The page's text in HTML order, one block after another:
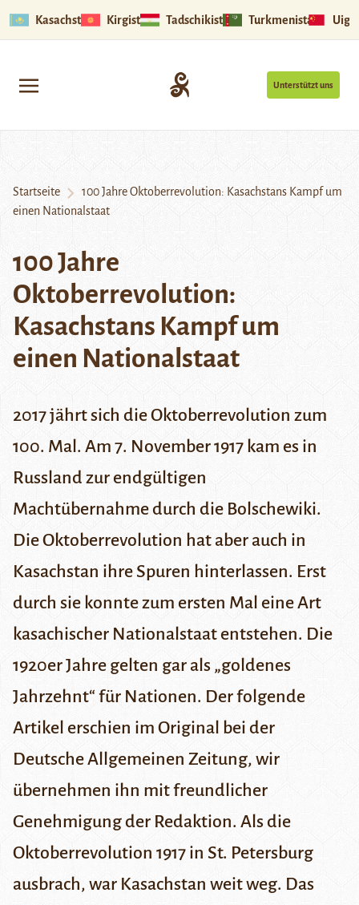
Kasachstan Kirgistan Tadschikistan Turkmenistan
Unterstützt uns
Startseite
100 Jahre Oktoberrevolution: Kasachstans Kampf um
einen Nationalstaat
100 Jahre
Oktoberrevolution:
Kasachstans Kampf um
einen Nationalstaat
2017 jährt sich die Oktoberrevolution zum
100. Mal. Am 7. November 1917 kam es in
Russland zur endgültigen
Machtübernahme durch die Bolschewiki.
Die Oktoberrevolution hat aber auch in
Kasachstan ihre Spuren hinterlassen. Erst
durch sie konnte zum ersten Mal eine Art
kasachischer Nationalstaat entstehen. Die
1920er Jahre gelten gar als „goldenes
Jahrzehnt“ für Nationen. Der folgende
Artikel erschien im Original bei der
Deutsche Allgemeinen Zeitung, wir
übernehmen ihn mit freundlicher
Genehmigung der Redaktion. Als die
Oktoberrevolution 1917 in St. Petersburg
ausbrach, war Kasachstan weit weg. Das